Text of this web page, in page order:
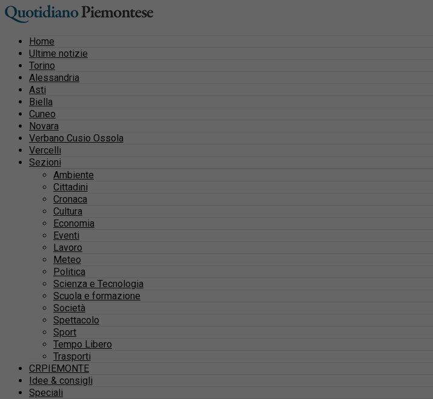
Home
Ultime notizie
Torino
Alessandria
Asti
Biella
Cuneo
Novara
Verbano Cusio Ossola
Vercelli
Sezioni
Ambiente
Cittadini
Cronaca
Cultura
Economia
Eventi
Lavoro
Meteo
Politica
Scienza e Tecnologia
Scuola e formazione
Società
Spettacolo
Sport
Tempo Libero
Trasporti
CRPIEMONTE
Idee & consigli
Speciali